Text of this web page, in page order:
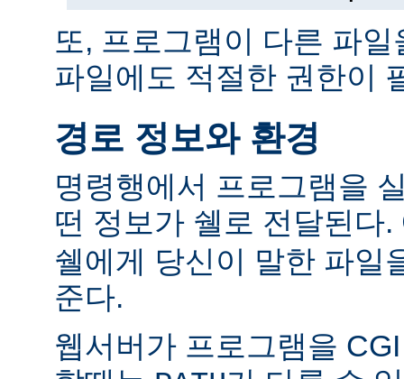
또, 프로그램이 다른 파
파일에도 적절한 권한이
경로 정보와 환경
명령행에서 프로그램을
떤 정보가 쉘로 전달된다
쉘에게 당신이 말한 파일
준다.
웹서버가 프로그램을